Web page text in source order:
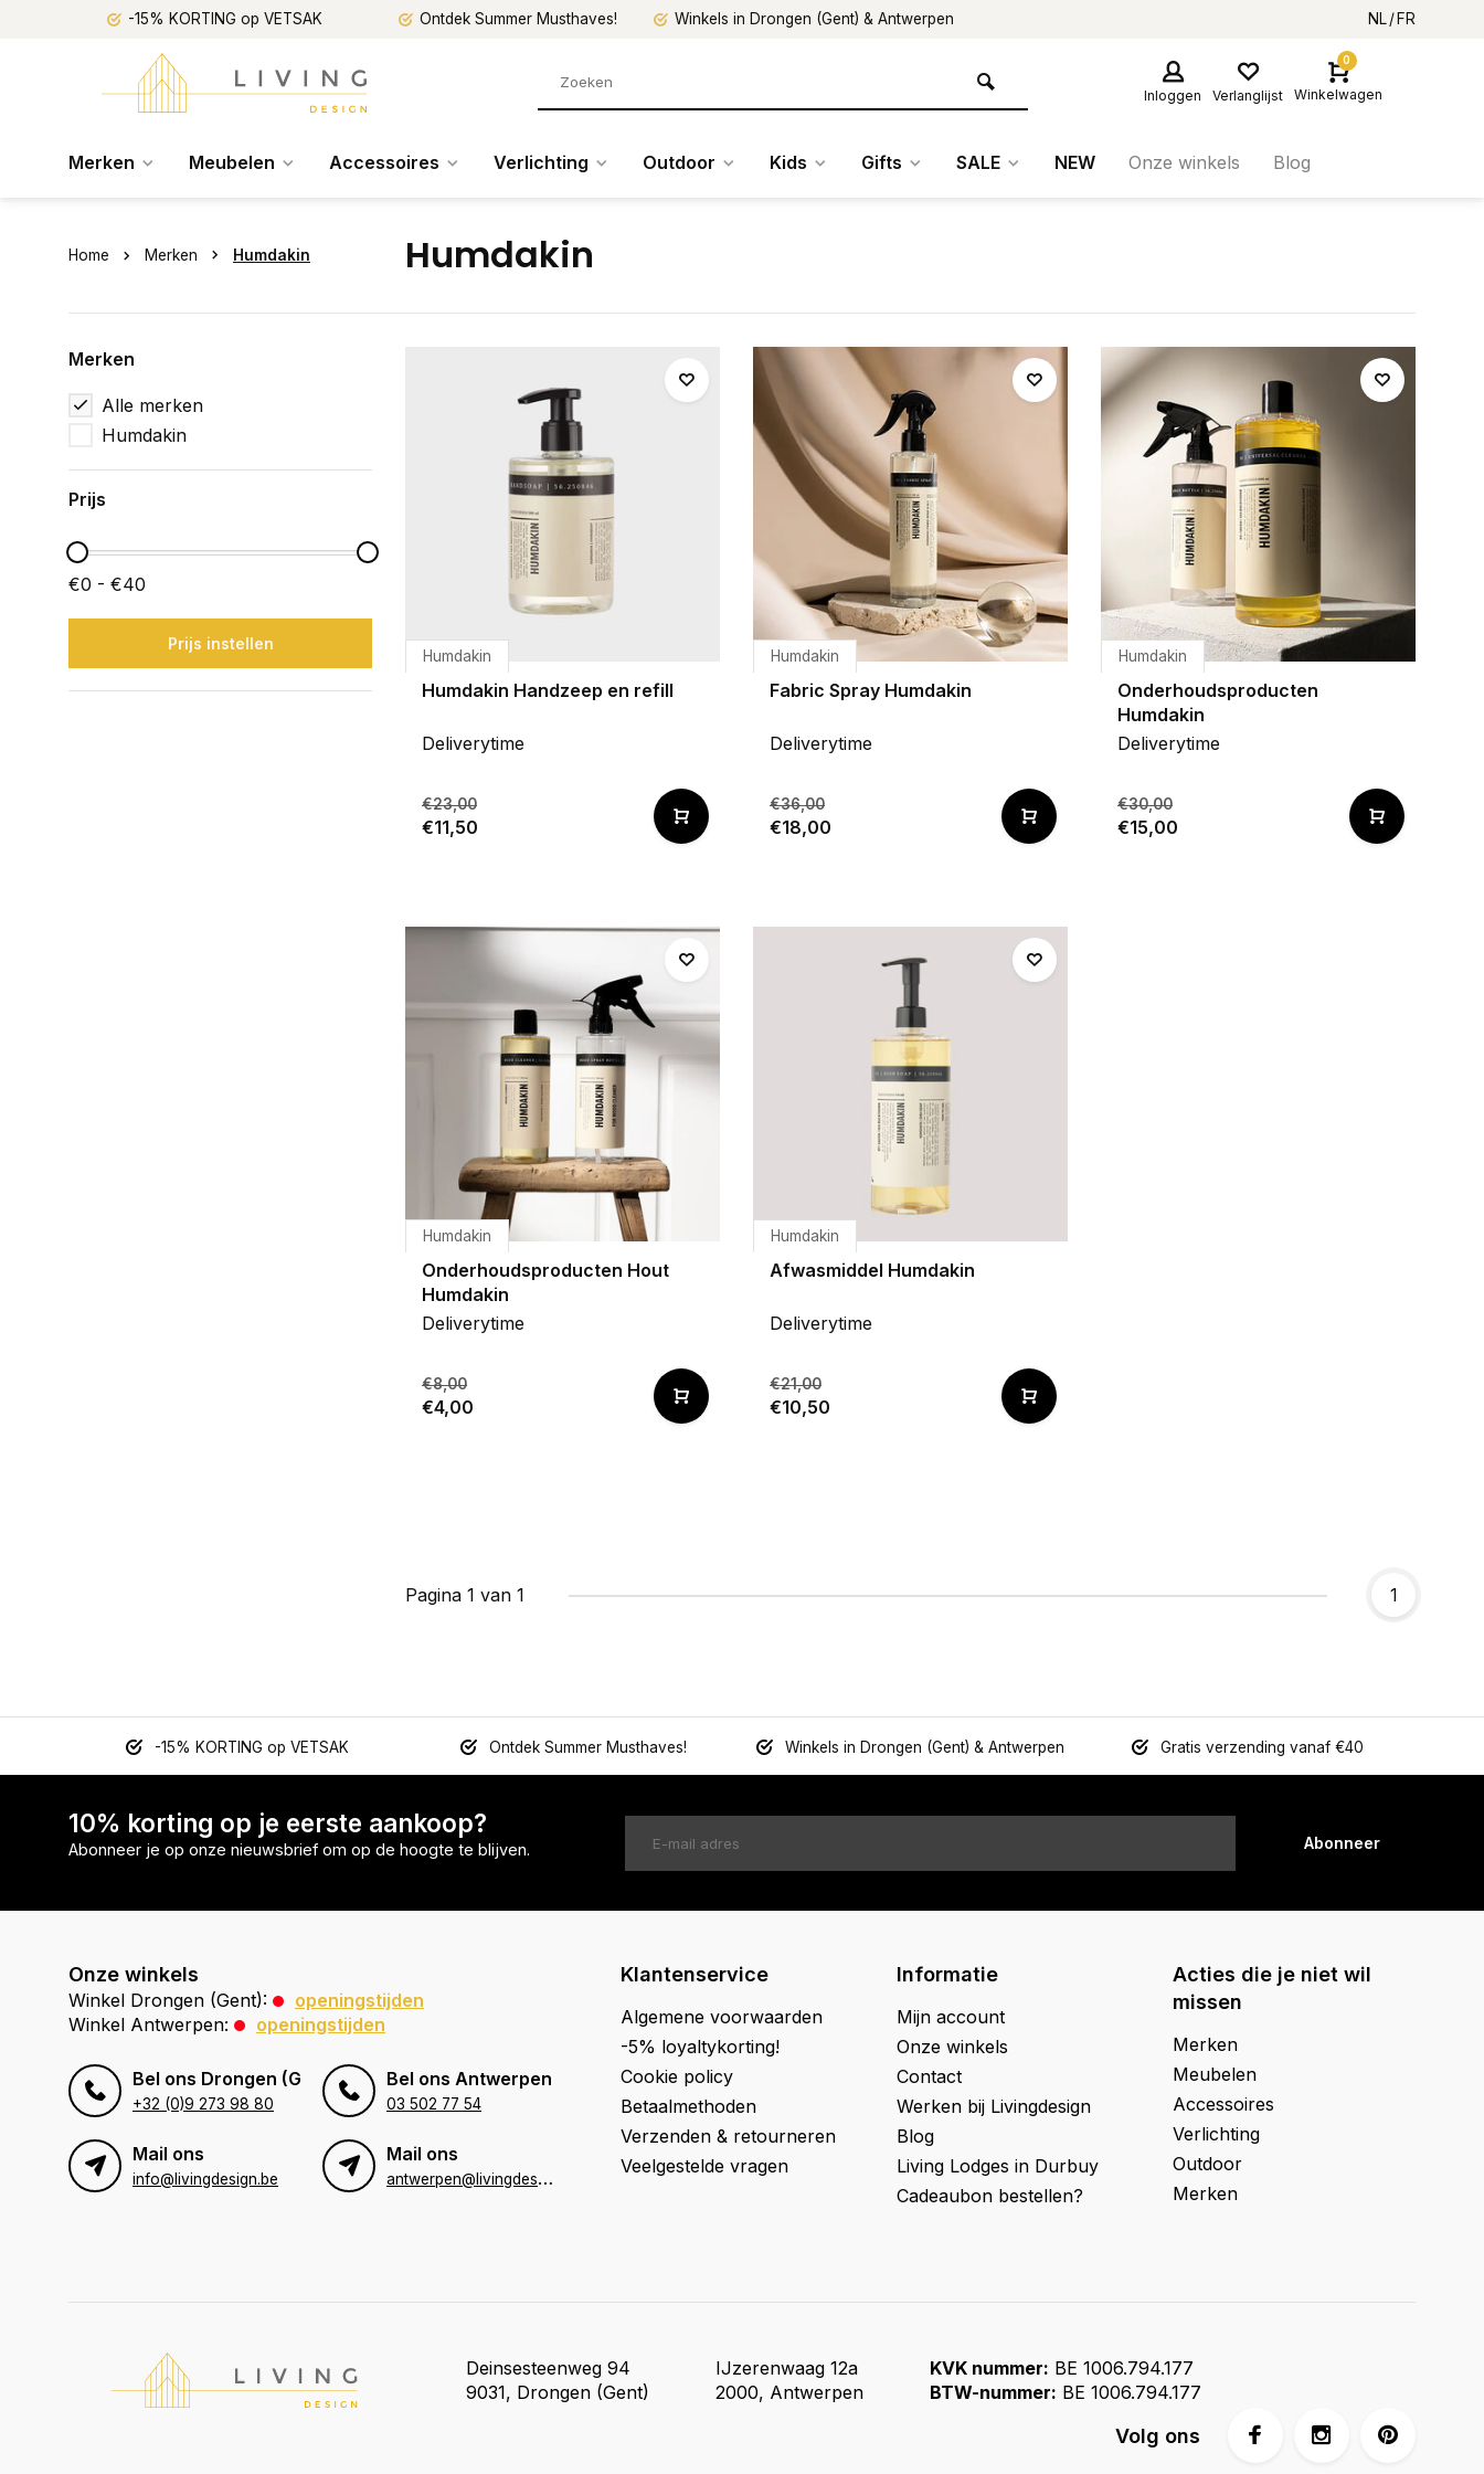
-15% KORTING op VETSAK Ontdek Summer Musthaves! Winkels in Drongen (Gent) & Antwerpen NL FR
Inloggen Verlanglijst
0
Winkelwagen
Merken Meubelen Accessoires Verlichting Outdoor Kids Gifts SALE NEW Onze winkels Blog
Home Merken Humdakin Humdakin
Merken
Alle merken
Humdakin
Prijs
€0 - €40
Prijs instellen
Humdakin
Humdakin Handzeep en refill
Deliverytime
€23,00
€11,50
Humdakin
Fabric Spray Humdakin
Deliverytime
€36,00
€18,00
Humdakin
Onderhoudsproducten
Humdakin
Deliverytime
€30,00
€15,00
Humdakin
Onderhoudsproducten Hout
Humdakin
Deliverytime
€8,00
€4,00
Humdakin
Afwasmiddel Humdakin
Deliverytime
€21,00
€10,50
Pagina 1 van 1 1
-15% KORTING op VETSAK Ontdek Summer Musthaves! Winkels in Drongen (Gent) & Antwerpen Gratis verzending vanaf €40
10% korting op je eerste aankoop?
Abonneer je op onze nieuwsbrief om op de hoogte te blijven. Abonneer
Onze winkels
Winkel Drongen (Gent):
openingstijden
Winkel Antwerpen:
openingstijden
Bel ons Drongen (Gent)
+32 (0)9 273 98 80
Bel ons Antwerpen
03 502 77 54
Mail ons
info@livingdesign.be
Mail ons
a
ntwerpen@livingdesign.be
Klantenservice
Algemene voorwaarden
-5% loyaltykorting!
Cookie policy
Betaalmethoden
Verzenden & retourneren
Veelgestelde vragen
Informatie
Mijn account
Onze winkels
Contact
Werken bij Livingdesign
Blog
Living Lodges in Durbuy
Cadeaubon bestellen?
Acties die je niet wil
missen
Merken
Meubelen
Accessoires
Verlichting
Outdoor
Merken
Deinsesteenweg 94
9031, Drongen (Gent)
IJzerenwaag 12a
2000, Antwerpen
KVK nummer: BE 1006.794.177
BTW-nummer: BE 1006.794.177
Volg ons